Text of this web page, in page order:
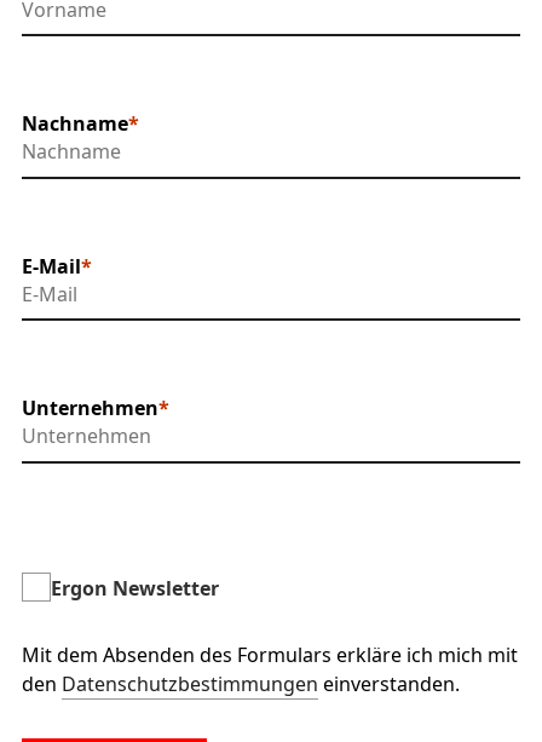
Nachname
E-Mail
Unternehmen
Ergon Newsletter
Mit dem Absenden des Formulars erkläre ich mich mit
den Datenschutzbestimmungen einverstanden.